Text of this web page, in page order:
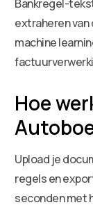
Bankregel-
extraheren van
machine
Hoe
Upload je
regels en
seconden met